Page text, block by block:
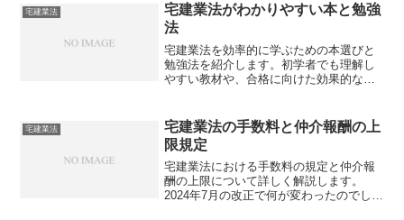
宅建業法
宅建業法がわかりやすい本と勉強
法
宅建業法を効率的に学ぶための本選びと
勉強法を紹介します。初学者でも理解し
やすい教材や、合格に向けた効果的な学
宅建業法
宅建業法の手数料と仲介報酬の上
限規定
宅建業法における手数料の規定と仲介報
酬の上限について詳しく解説します。
2024年7月の改正で何が変わったのでしょ